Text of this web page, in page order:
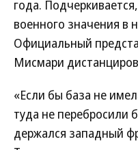
года.
военного значения в
Официальный
Мисмари
«Если бы база не
туда не перебросили
держался западный